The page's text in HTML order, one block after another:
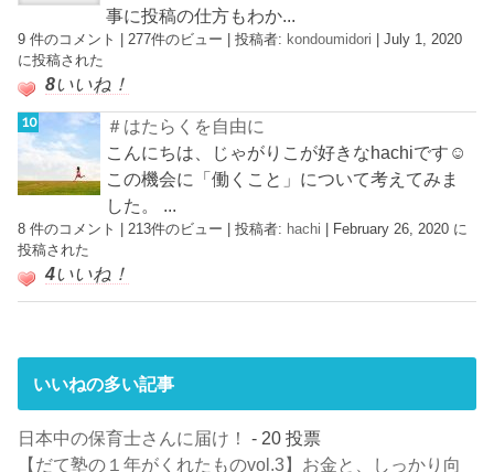
事に投稿の仕方もわか...
9 件のコメント | 277件のビュー |投稿者: kondoumidori |July 1, 2020
に投稿された
8いいね！
＃はたらくを自由に
こんにちは、じゃがりこが好きなhachiです☺︎
この機会に「働くこと」について考えてみま
した。 ...
8 件のコメント 213件のビュー |投稿者: hachi
February 26, 2020 に
投稿された
4いいね！
いいねの多い記事
日本中の保育士さんに届け！
- 20 投票
【だて塾の１年がくれたものvol.3】お金と、しっかり向